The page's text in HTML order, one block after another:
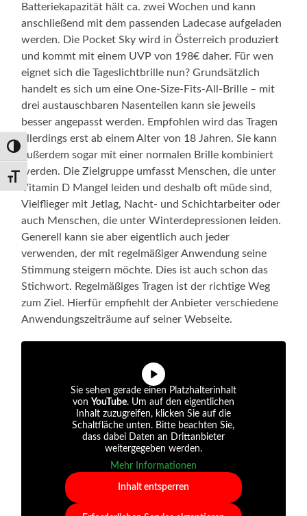
Umschalten auf hohe Kontraste
Schrift vergrößern
Batteriekapazität hält ca. zwei Wochen und kann
anschließend mit dem passenden Ladecase aufgeladen
werden. Die Pocket Sky wird in Österreich produziert
und kommt mit einem UVP von 198€ daher. Für wen
eignet sich die Tageslichtbrille nun? Grundsätzlich
handelt es sich um eine One-Size-Fits-All-Brille – mit
drei austauschbaren Nasenteilen kann sie jeweils
besser angepasst werden. Empfohlen wird das Tragen
allerdings erst ab einem Alter von 18 Jahren. Sie kann
außerdem sogar mit einer normalen Brille kombiniert
werden. Die Zielgruppe umfasst Menschen, die unter
Vitamin D Mangel leiden und deshalb oft müde sind,
Vielflieger mit Jetlag, Nacht- und Schichtarbeiter oder
auch Menschen, die unter Winterdepressionen leiden.
Generell kann sie aber eigentlich auch jeder
verwenden, der mit regelmäßiger Anwendung seine
Stimmung steigern möchte. Dies ist auch schon das
Stichwort. Regelmäßiges Tragen ist der richtige Weg
zum Ziel. Hierfür empfiehlt der Anbieter verschiedene
Anwendungszeiträume auf seiner Webseite.
Sie sehen gerade einen Platzhalterinhalt
von YouTube. Um auf den eigentlichen
Inhalt zuzugreifen, klicken Sie auf die
Schaltfläche unten. Bitte beachten Sie,
dass dabei Daten an Drittanbieter
weitergegeben werden.
Mehr Informationen
Inhalt entsperren